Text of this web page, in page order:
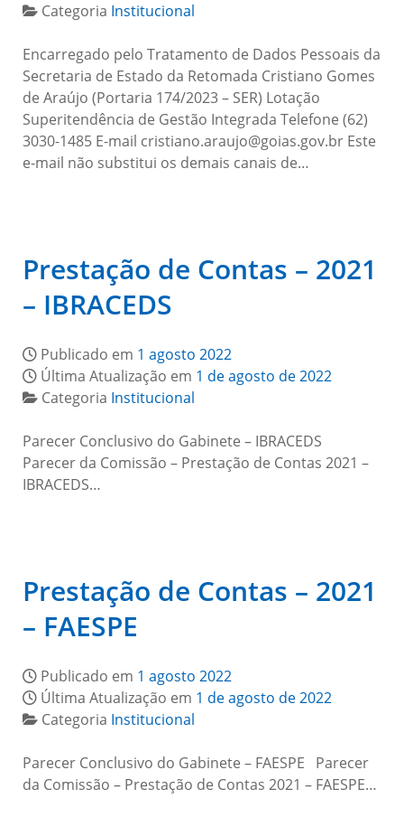
Categoria Institucional
Encarregado pelo Tratamento de Dados Pessoais da
Secretaria de Estado da Retomada Cristiano Gomes
de Araújo (Portaria 174/2023 – SER) Lotação
Superitendência de Gestão Integrada Telefone (62)
3030-1485 E-mail cristiano.araujo@goias.gov.br Este
e-mail não substitui os demais canais de…
Prestação de Contas – 2021
– IBRACEDS
Publicado em 1 agosto 2022
Última Atualização em 1 de agosto de 2022
Categoria Institucional
Parecer Conclusivo do Gabinete – IBRACEDS
Parecer da Comissão – Prestação de Contas 2021 –
IBRACEDS…
Prestação de Contas – 2021
– FAESPE
Publicado em 1 agosto 2022
Última Atualização em 1 de agosto de 2022
Categoria Institucional
Parecer Conclusivo do Gabinete – FAESPE Parecer
da Comissão – Prestação de Contas 2021 – FAESPE…